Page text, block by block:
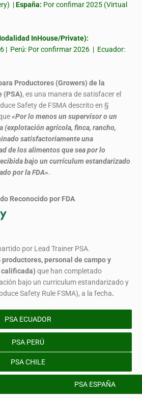
|España: Por confimar 2025 (Virtual
InHouse/Private):
| Perú: Por confirmar 2026 | Ecuador:
Productores (Growers) de la
(PSA), es una manera de satisfacer el
Safety de FSMA descrito en §
«Por lo menos un supervisor o un
(explotación agrícola, finca, rancho,
satisfactoriamente una
de los alimentos que sea por lo
bajo un currículum estandarizado
por la FDA».
Reconocido por FDA
por Lead Trainer PSA.
productores, personal de campo y
que han completado
bajo un curriculum estandarizado y
Safety Rule FSMA), a la fecha.
PSA ECUADOR
PSA PERÚ
PSA CHILE
PSA ESPAÑA